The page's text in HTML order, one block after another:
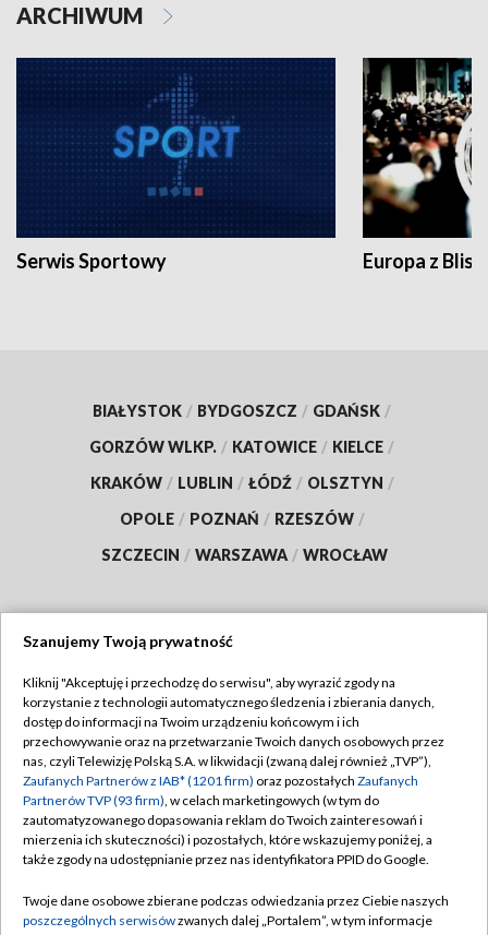
ARCHIWUM
Serwis Sportowy Europa z
BIAŁYSTOK / BYDGOSZCZ / GDAŃSK /
GORZÓW WLKP. / KATOWICE / KIELCE /
KRAKÓW / LUBLIN / ŁÓDŹ / OLSZTYN /
OPOLE / POZNAŃ / RZESZÓW /
SZCZECIN / WARSZAWA / WROCŁAW
TVP
Abonament TVP
Emisja w TVP
Centrum informacji TVP
Naziemna Telewizja Cyfrowa
Rada Programowa
Regulamin TVP
Polityka prywatności
Moje zgody
Pomoc
Kontakt
Szanujemy Twoją prywatność
Kliknij "Akceptuję i przechodzę do serwisu", aby wyrazić zgody na
korzystanie z technologii automatycznego śledzenia i zbierania danych,
dostęp do informacji na Twoim urządzeniu końcowym i ich
przechowywanie oraz na przetwarzanie Twoich danych osobowych przez
nas, czyli Telewizję Polską S.A. w likwidacji (zwaną dalej również „TVP”),
Zaufanych Partnerów z IAB* (1201 firm) oraz pozostałych Zaufanych
Partnerów TVP (93 firm), w celach marketingowych (w tym do
zautomatyzowanego dopasowania reklam do Twoich zainteresowań i
mierzenia ich skuteczności) i pozostałych, które wskazujemy poniżej, a
także zgody na udostępnianie przez nas identyfikatora PPID do Google.
Twoje dane osobowe zbierane podczas odwiedzania przez Ciebie naszych
poszczególnych serwisówzwanych dalej „Portalem”, w tym informacje